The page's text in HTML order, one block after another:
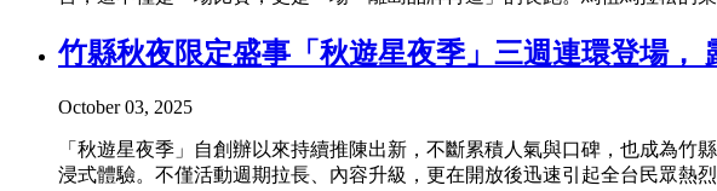
竹縣秋夜限定盛事「秋遊星夜季」三週連環登場，
October 03, 2025
「秋遊星夜季」自創辦以來持續推陳出新，不斷累積人氣與口碑，也成為
浸式體驗。不僅活動週期拉長、內容升級，更在開放後迅速引起全台民眾熱